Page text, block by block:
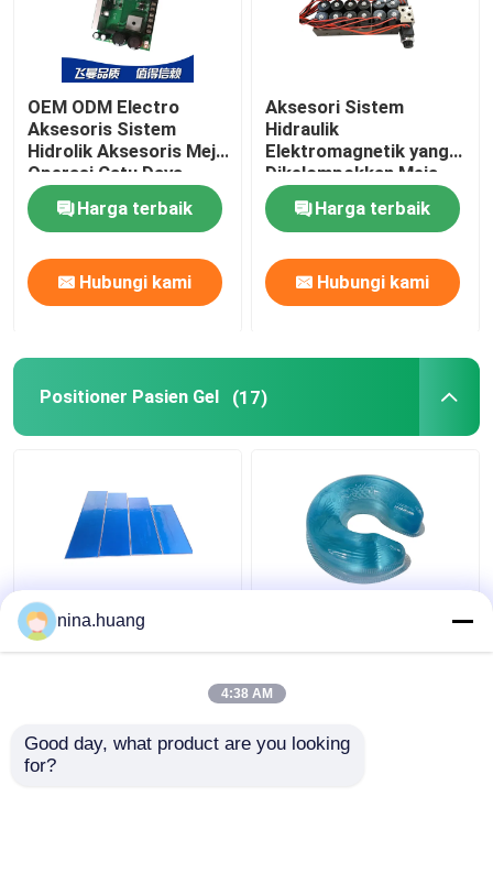
OEM ODM Electro
Aksesoris Sistem
Hidrolik Aksesoris Meja
Operasi Catu Daya
Harga terbaik
Hubungi kami
Aksesori Sistem
Hidraulik
Elektromagnetik yang
Dikelompokkan Meja
Operasi Katup Solenoid
Harga terbaik
Hubungi kami
Positioner Pasien Gel (17)
Silicone Gel Positioner
Pasien Lem TPU
Cincin Kepala Terbuka
Untuk Posisi
nina.huang
4:38 AM
Good day, what product are you looking
for?